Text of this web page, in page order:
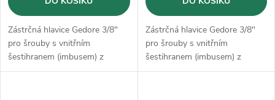
u
k
d
u
k
Zástrčná hlavice Gedore 3/8"
pro šrouby s vnitřním
šestihranem (imbusem) z
vanadové oceli GEDORE
Zástrčná hlavice Gedore 3/8"
pro šrouby s vnitřním
šestihranem (imbusem) z
vanadové oceli GEDORE